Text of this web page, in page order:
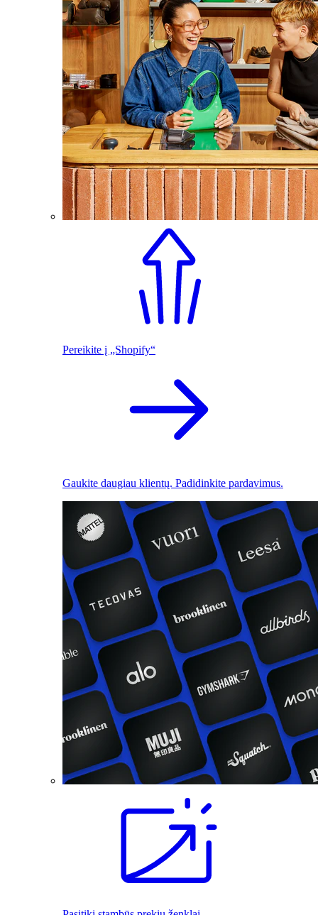
Pereikite į „Shopify“
Gaukite daugiau klientų. Padidinkite pardavimus.